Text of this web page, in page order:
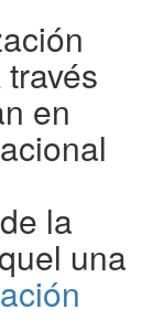
en
la
una